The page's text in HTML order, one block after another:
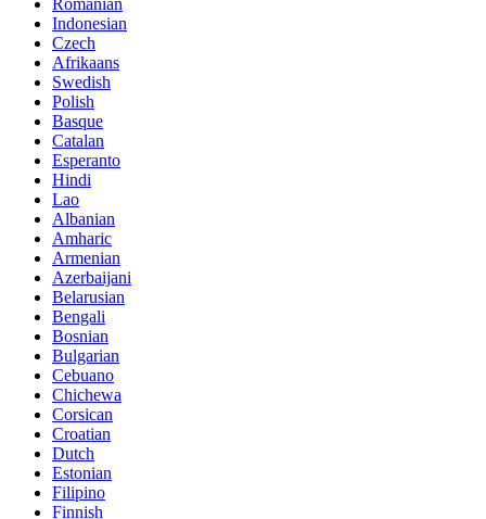
Romanian
Indonesian
Czech
Afrikaans
Swedish
Polish
Basque
Catalan
Esperanto
Hindi
Lao
Albanian
Amharic
Armenian
Azerbaijani
Belarusian
Bengali
Bosnian
Bulgarian
Cebuano
Chichewa
Corsican
Croatian
Dutch
Estonian
Filipino
Finnish